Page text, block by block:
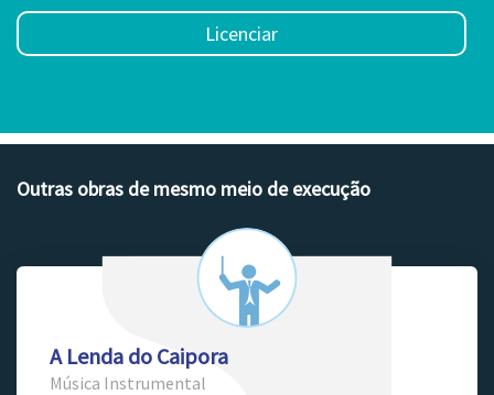
Licenciar
Outras obras de mesmo meio de execução
A Lenda do Caipora
Música Instrumental